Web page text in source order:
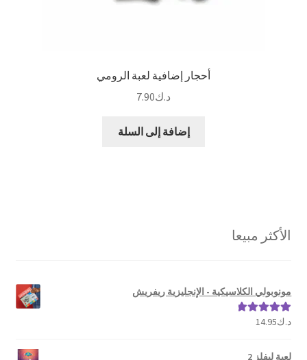
أحجار إضافية لعبة الرومي
د.ك7.90
إضافة إلى السلة
الأكثر مبيعا
مونوبولي الكلاسيكية - الإنجليزية ريفريش
تم التقييم
د.ك14.95
لعبة ليفلز 2